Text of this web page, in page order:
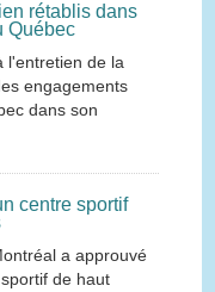
rétablis dans
Québec
l'entretien de la
engagements
dans son
centre sportif
a approuvé
de haut